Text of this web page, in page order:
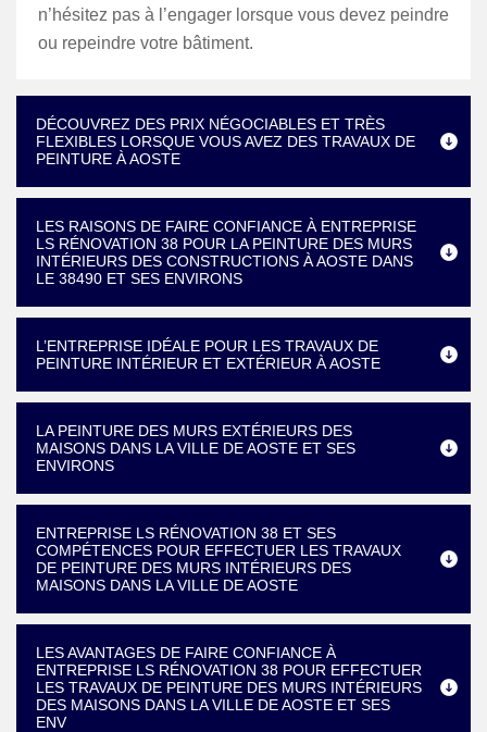
n’hésitez pas à l’engager lorsque vous devez peindre
ou repeindre votre bâtiment.
DÉCOUVREZ DES PRIX NÉGOCIABLES ET TRÈS
FLEXIBLES LORSQUE VOUS AVEZ DES TRAVAUX DE
PEINTURE À AOSTE
LES RAISONS DE FAIRE CONFIANCE À ENTREPRISE
LS RÉNOVATION 38 POUR LA PEINTURE DES MURS
INTÉRIEURS DES CONSTRUCTIONS À AOSTE DANS
LE 38490 ET SES ENVIRONS
L’ENTREPRISE IDÉALE POUR LES TRAVAUX DE
PEINTURE INTÉRIEUR ET EXTÉRIEUR À AOSTE
LA PEINTURE DES MURS EXTÉRIEURS DES
MAISONS DANS LA VILLE DE AOSTE ET SES
ENVIRONS
ENTREPRISE LS RÉNOVATION 38 ET SES
COMPÉTENCES POUR EFFECTUER LES TRAVAUX
DE PEINTURE DES MURS INTÉRIEURS DES
MAISONS DANS LA VILLE DE AOSTE
LES AVANTAGES DE FAIRE CONFIANCE À
ENTREPRISE LS RÉNOVATION 38 POUR EFFECTUER
LES TRAVAUX DE PEINTURE DES MURS INTÉRIEURS
DES MAISONS DANS LA VILLE DE AOSTE ET SES
ENV